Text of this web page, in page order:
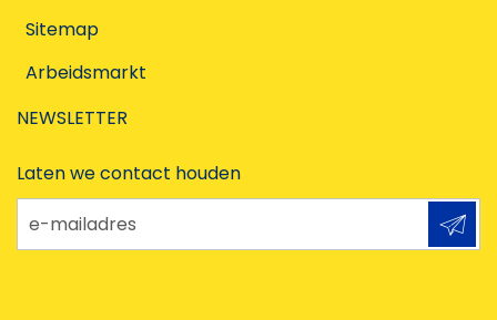
Sitemap
Arbeidsmarkt
NEWSLETTER
Laten we contact houden
e-mailadres